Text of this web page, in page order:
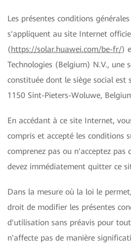
Les présentes conditions
s'appliquent au site Internet
(https://solar.huawei.com/be-fr/)
Technologies (Belgium) N.V., une
constituée dont le siège social est
1150 Sint-Pieters-Woluwe,
En accédant à ce site Internet,
compris et accepté les conditions
comprenez pas ou n'acceptez pas
devez immédiatement quitter ce
Dans la mesure où la loi le
droit de modifier les présentes
d'utilisation sans préavis pour
n'affecte pas de manière